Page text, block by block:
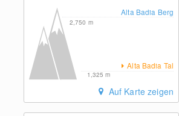
Alta Badia Berg
2,750 m
Alta Badia Tal
1,325m
Auf Karte zeigen